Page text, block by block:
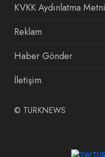
KVKK Aydınlatma Metni
Reklam
Haber Gönder
İletişim
© TURKNEWS